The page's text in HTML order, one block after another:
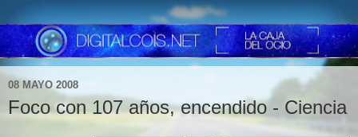
08 MAYO 2008
Foco con 107 años, encendido - Ciencia